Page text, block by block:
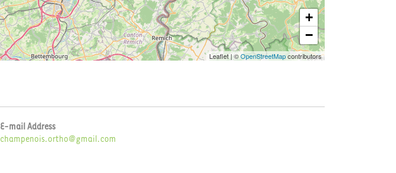
+
−
Leaflet|©OpenStreetMapcontributors
E-mail Address
champenois.ortho@gmail.com